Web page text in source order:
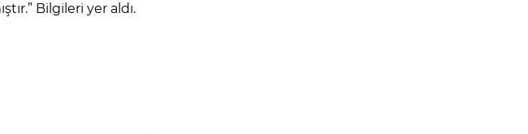
Bilgileri yer aldı.